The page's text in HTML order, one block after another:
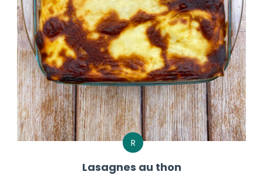
R
Lasagnes au thon